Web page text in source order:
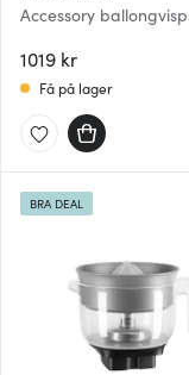
Accessory ballongvisp
1019 kr
Få på lager
BRA DEAL